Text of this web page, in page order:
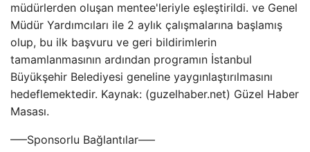
müdürlerden oluşan mentee'leriyle eşleştirildi. ve Genel
Müdür Yardımcıları ile 2 aylık çalışmalarına başlamış
olup, bu ilk başvuru ve geri bildirimlerin
tamamlanmasının ardından programın İstanbul
Büyükşehir Belediyesi geneline yaygınlaştırılmasını
hedeflemektedir. Kaynak: (guzelhaber.net) Güzel Haber
Masası.
—–Sponsorlu Bağlantılar—–